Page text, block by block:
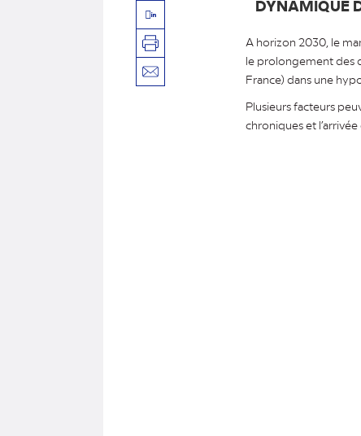
Linkedin
Imprimer
Envoyer
DYNAMIQUE
A horizon 2030, le
le prolongement des
France) dans une
Plusieurs facteurs
chroniques et